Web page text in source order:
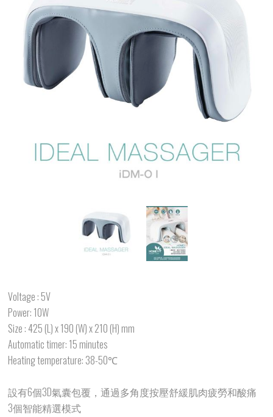
Voltage : 5V
Power: 10W
Size : 425 (L) x 190 (W) x 210 (H) mm
Automatic timer: 15 minutes
Heating temperature: 38-50℃
設有6個3D氣囊包覆，通過多角度按壓舒緩肌肉疲勞和酸痛
3個智能精選模式